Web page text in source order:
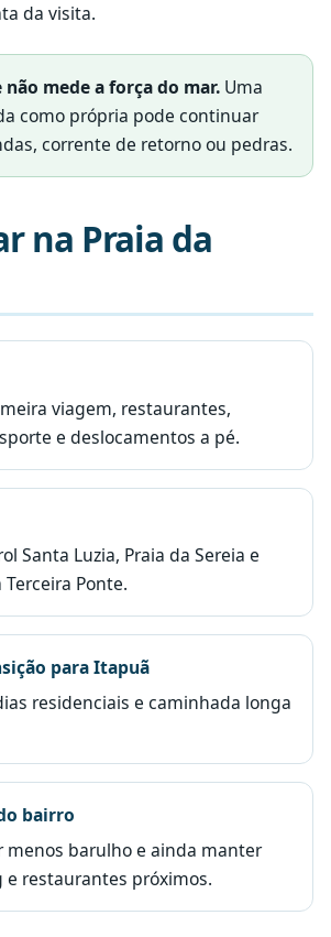
da visita.
mede a força do mar. Uma
como própria pode continuar
corrente de retorno ou pedras.
na Praia da
viagem, restaurantes,
e deslocamentos a pé.
Santa Luzia, Praia da Sereia e
Ponte.
para Itapuã
residenciais e caminhada longa
bairro
menos barulho e ainda manter
e restaurantes próximos.